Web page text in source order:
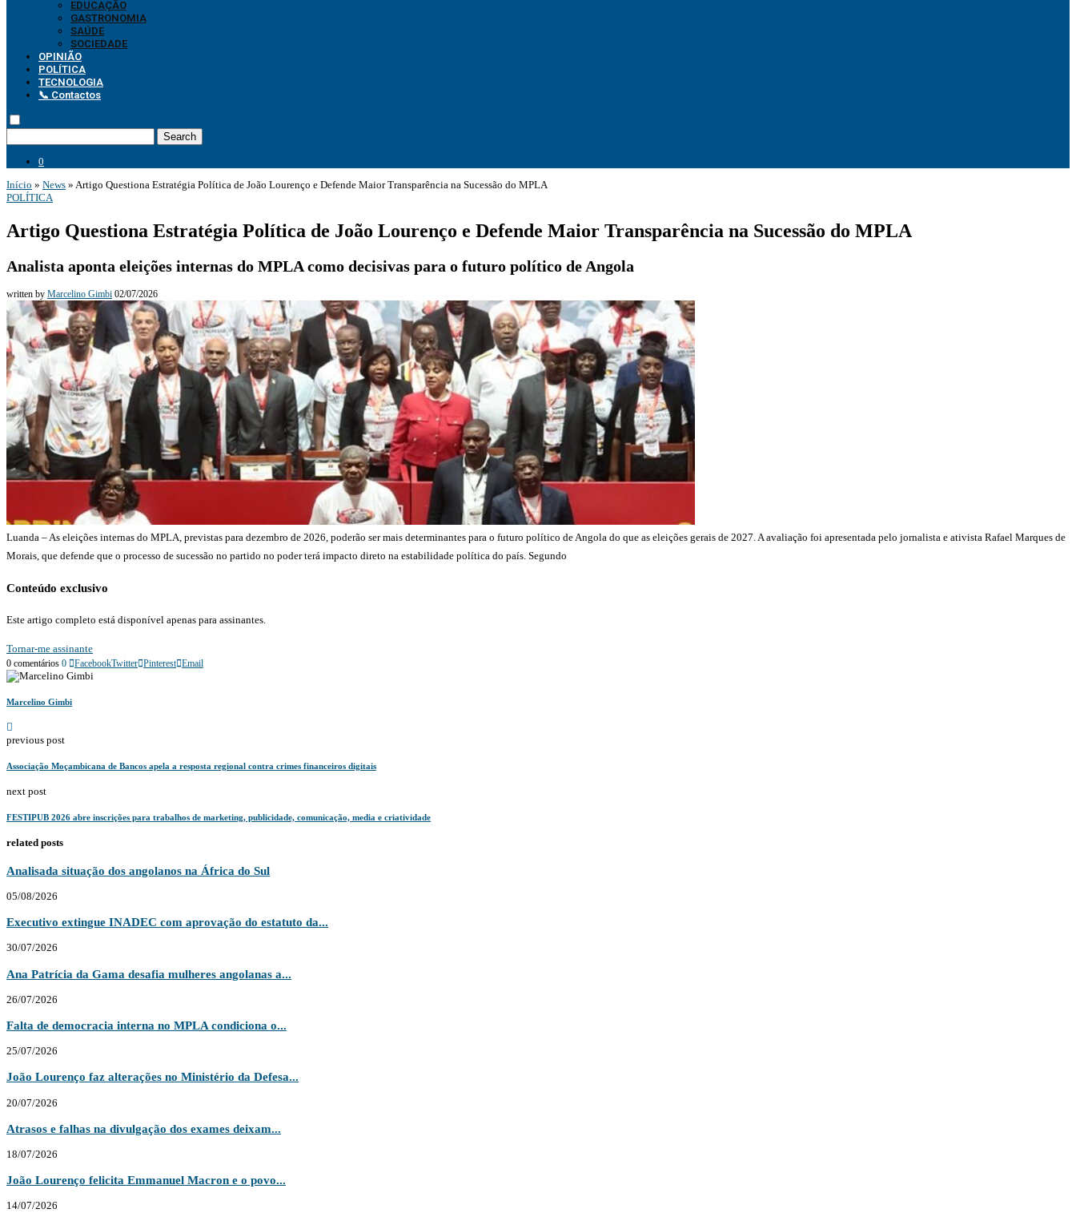
EDUCAÇÃO
GASTRONOMIA
SAÚDE
SOCIEDADE
OPINIÃO
POLÍTICA
TECNOLOGIA
📞 Contactos
Search
0
Início » News » Artigo Questiona Estratégia Política de João Lourenço e Defende Maior Transparência na Sucessão do MPLA
POLÍTICA
Artigo Questiona Estratégia Política de João Lourenço e Defende Maior Transparência na Sucessão do MPLA
Analista aponta eleições internas do MPLA como decisivas para o futuro político de Angola
written by Marcelino Gimbi 02/07/2026
Luanda – As eleições internas do MPLA, previstas para dezembro de 2026, poderão ser mais determinantes para o futuro político de Angola do que as eleições gerais de 2027. A avaliação foi apresentada pelo jornalista e ativista Rafael Marques de
Morais, que defende que o processo de sucessão no partido no poder terá impacto direto na estabilidade política do país. Segundo
Conteúdo exclusivo
Este artigo completo está disponível apenas para assinantes.
Tornar-me assinante
0 comentários 0 FacebookTwitter Pinterest Email
Marcelino Gimbi
previous post
Associação Moçambicana de Bancos apela a resposta regional contra crimes financeiros digitais
next post
FESTIPUB 2026 abre inscrições para trabalhos de marketing, publicidade, comunicação, media e criatividade
related posts
Analisada situação dos angolanos na África do Sul
05/08/2026
Executivo extingue INADEC com aprovação do estatuto da...
30/07/2026
Ana Patrícia da Gama desafia mulheres angolanas a...
26/07/2026
Falta de democracia interna no MPLA condiciona o...
25/07/2026
João Lourenço faz alterações no Ministério da Defesa...
20/07/2026
Atrasos e falhas na divulgação dos exames deixam...
18/07/2026
João Lourenço felicita Emmanuel Macron e o povo...
14/07/2026